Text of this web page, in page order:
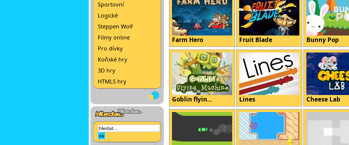
Sportovní
Logické
Steppen Wolf
Filmy online
Pro dívky
Koňské hry
3D hry
HTML5 hry
Farm Hero Fruit Blade Bunny Pop
Goblin flyin... Lines Cheese Lab